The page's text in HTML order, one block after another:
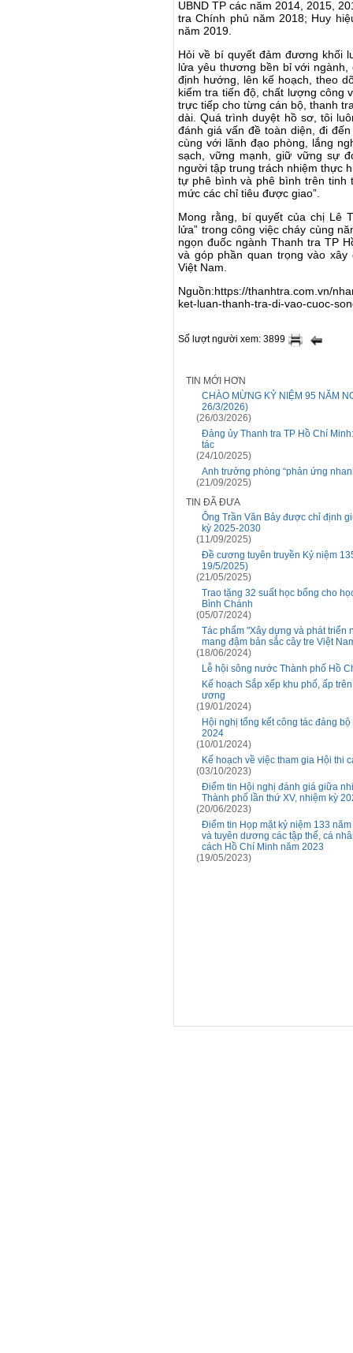
UBND TP các năm 2014, 2015,
tra Chính phủ năm 2018; Huy
năm 2019.
Hỏi về bí quyết đảm đương khối
lửa yêu thương bền bỉ với ngành,
định hướng, lên kế hoạch, theo
kiểm tra tiến độ, chất lượng công
trực tiếp cho từng cán bộ, thanh
dài. Quá trình duyệt hồ sơ, tôi
đánh giá vấn đề toàn diện, đi
cùng với lãnh đạo phòng, lắng
sạch, vững mạnh, giữ vững sự
người tập trung trách nhiệm thực
tự phê bình và phê bình trên tinh
mức các chỉ tiêu được giao”.
Mong rằng, bí quyết của chị Lê
lửa” trong công việc cháy cùng
ngọn đuốc ngành Thanh tra TP
và góp phần quan trọng vào
Việt Nam.
Nguồn:https://thanhtra.com.vn/
ket-luan-thanh-tra-di-vao-cuoc-
Số lượt người xem: 3899
TIN MỚI HƠN
CHÀO MỪNG KỶ NIỆM 95 NĂM
26/3/2026)
(26/03/2026)
Đảng ủy Thanh tra TP Hồ Chí
tác
(24/10/2025)
Anh trưởng phòng “phản ứng
(21/09/2025)
TIN ĐÃ ĐƯA
Ông Trần Văn Bảy được chỉ định
kỳ 2025-2030
(11/09/2025)
Đề cương tuyên truyền Kỷ niệm
19/5/2025)
(21/05/2025)
Trao tặng 32 suất học bổng cho
Bình Chánh
(05/07/2024)
Tác phẩm "Xây dựng và phát triển
mang đậm bản sắc cây tre Việt
(18/06/2024)
Lễ hội sông nước Thành phố Hồ
Kế hoạch Sắp xếp khu phố, ấp
ương
(19/01/2024)
Hội nghị tổng kết công tác đảng
2024
(10/01/2024)
Kế hoạch về việc tham gia Hội thi
(03/10/2023)
Điểm tin Hội nghị đánh giá giữa
Thành phố lần thứ XV, nhiệm kỳ
(20/06/2023)
Điểm tin Họp mặt kỷ niệm 133
và tuyên dương các tập thể, cá
cách Hồ Chí Minh năm 2023
(19/05/2023)